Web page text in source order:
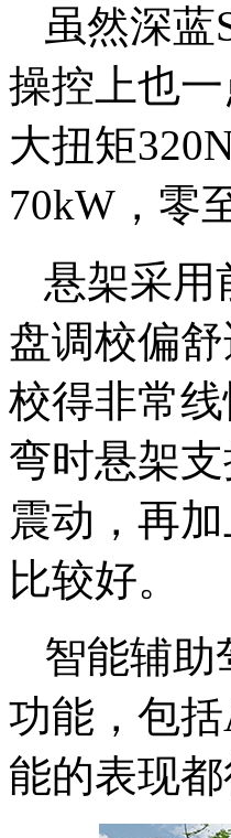
虽然深蓝
操控上也
大扭矩
70kW，零
悬架采用
盘调校偏
校得非常
弯时悬架
震动，再
比较好。
智能辅助
功能，包
能的表现都